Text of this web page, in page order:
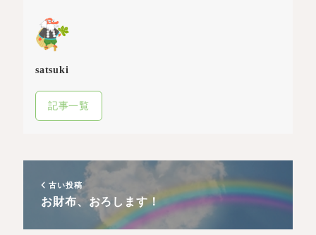
satsuki
記事一覧
古い投稿
お財布、おろします！